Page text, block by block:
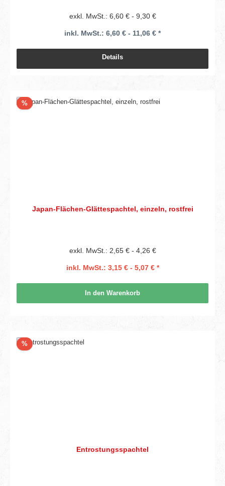
exkl. MwSt.: 6,60 € - 9,30 €
inkl. MwSt.: 6,60 € - 11,06 € *
Details
%Rabatt
Japan-Flächen-Glättespachtel, einzeln, rostfrei
exkl. MwSt.: 2,65 € - 4,26 €
inkl. MwSt.: 3,15 € - 5,07 € *
In den Warenkorb
%Rabatt
Entrostungsspachtel